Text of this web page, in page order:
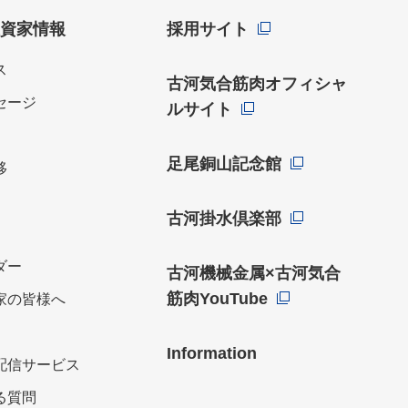
家情報
ージ
ー
の皆様へ
信サービス
質問
採用サイト
古河気合筋肉オフィシャ
ルサイト
足尾銅山記念館
古河掛水倶楽部
古河機械金属×古河気合
筋肉YouTube
Information